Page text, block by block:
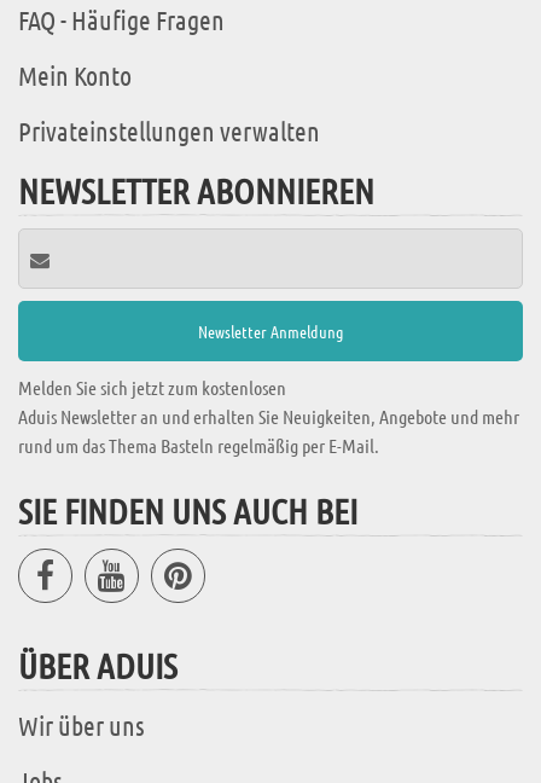
FAQ - Häufige Fragen
Mein Konto
Privateinstellungen verwalten
NEWSLETTER ABONNIEREN
Melden Sie sich jetzt zum kostenlosen
Aduis Newsletter an und erhalten Sie Neuigkeiten, Angebote und mehr
rund um das Thema Basteln regelmäßig per E-Mail.
SIE FINDEN UNS AUCH BEI
ÜBER ADUIS
Wir über uns